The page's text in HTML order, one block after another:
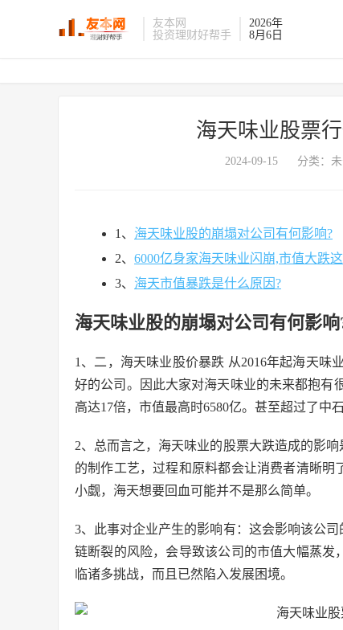
友本网
投资理财好帮手
2026年
8月6日
海天味业股票
2024-09-15 分类：未
1、 海天味业股的崩塌对公司有何影响?
2、 6000亿身家海天味业闪崩,市值大跌
3、 海天市值暴跌是什么原因?
海天味业股的崩塌对公司有何影响
1、二，海天味业股价暴跌 从2016年起海天味
好的公司。因此大家对海天味业的未来都抱有
高达17倍，市值最高时6580亿。甚至超过了中石
2、总而言之，海天味业的股票大跌造成的影
的制作工艺，过程和原料都会让消费者清晰
小觑，海天想要回血可能并不是那么简单。
3、此事对企业产生的影响有：这会影响该公
链断裂的风险，会导致该公司的市值大幅蒸
临诸多挑战，而且已然陷入发展困境。